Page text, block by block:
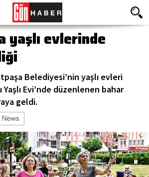
yaşlı evlerinde
Belediyesi’nin yaşlı evleri
Evi’nde düzenlenen bahar
geldi.